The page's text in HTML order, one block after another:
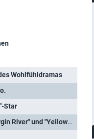
Wohlfühldramas
Star
"Ransom Canyon": Netflix vertraut weiter auf Mischung aus "Virgin River" und "Yellowstone"